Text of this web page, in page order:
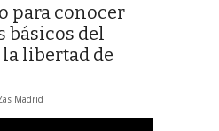
para conocer
básicos del
libertad de
Madrid